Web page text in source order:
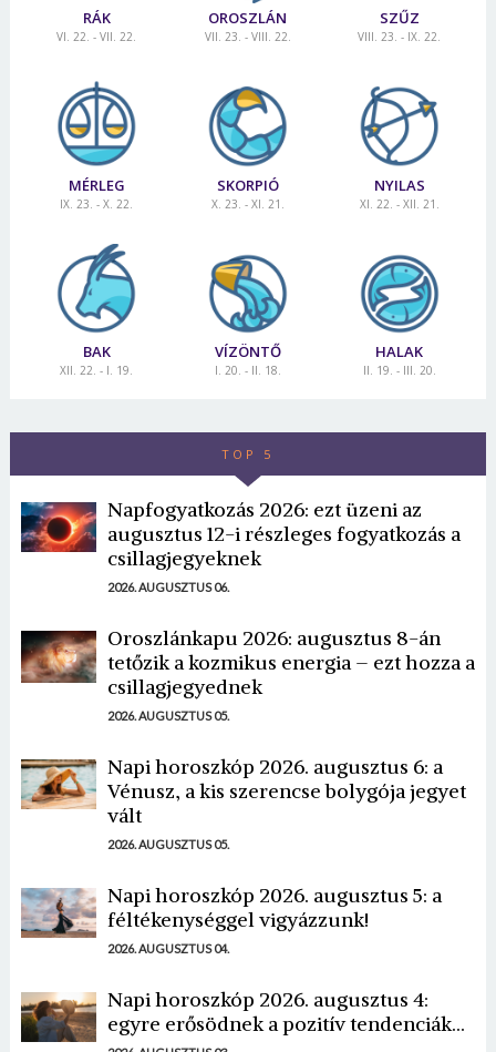
RÁK
VI. 22. - VII. 22.
OROSZLÁN
VII. 23. - VIII. 22.
SZŰZ
VIII. 23. - IX. 22.
MÉRLEG
IX. 23. - X. 22.
SKORPIÓ
X. 23. - XI. 21.
NYILAS
XI. 22. - XII. 21.
BAK
XII. 22. - I. 19.
VÍZÖNTŐ
I. 20. - II. 18.
HALAK
II. 19. - III. 20.
TOP 5
Napfogyatkozás 2026: ezt üzeni az
augusztus 12-i részleges fogyatkozás a
csillagjegyeknek
2026. AUGUSZTUS 06.
Oroszlánkapu 2026: augusztus 8-án
tetőzik a kozmikus energia – ezt hozza a
csillagjegyednek
2026. AUGUSZTUS 05.
Napi horoszkóp 2026. augusztus 6: a
Vénusz, a kis szerencse bolygója jegyet
vált
2026. AUGUSZTUS 05.
Napi horoszkóp 2026. augusztus 5: a
féltékenységgel vigyázzunk!
2026. AUGUSZTUS 04.
Napi horoszkóp 2026. augusztus 4:
egyre erősödnek a pozitív tendenciák...